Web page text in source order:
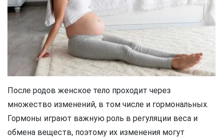
После родов женское тело проходит через
множество изменений, в том числе и гормональных.
Гормоны играют важную роль в регуляции веса и
обмена веществ, поэтому их изменения могут